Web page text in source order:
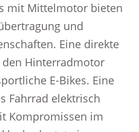
mit Mittelmotor bieten
und
Eine direkte
Hinterradmotor
E-Bikes. Eine
Fahrrad elektrisch
Kompromissen im